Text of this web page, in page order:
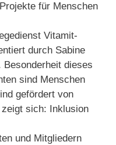
für Menschen
Vitamit-
durch Sabine
dieses
sind Menschen
gefördert von
sich: Inklusion
und Mitgliedern